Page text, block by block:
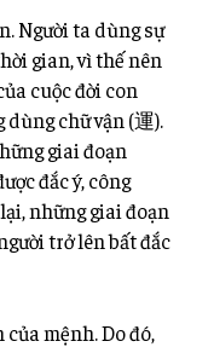
Người ta dùng sự
gian, vì thế nên
cuộc đời con
chữ vận (運).
giai đoạn
đắc ý, công
những giai đoạn
trở lên bất đắc
mệnh. Do đó,